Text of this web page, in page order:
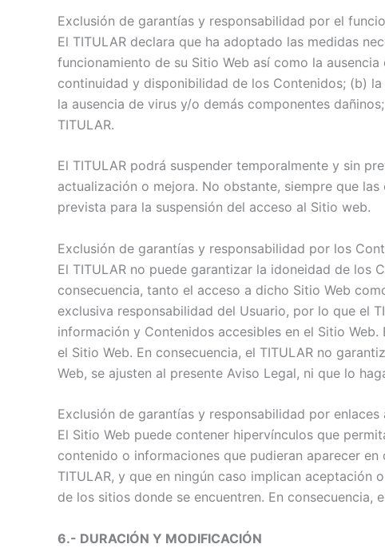
Exclusión de garantías y responsabilidad por el
El TITULAR declara que ha adoptado las medidas
funcionamiento de su Sitio Web así como la
continuidad y disponibilidad de los Contenidos; (b)
la ausencia de virus y/o demás componentes
TITULAR.
El TITULAR podrá suspender temporalmente y sin
actualización o mejora. No obstante, siempre que
prevista para la suspensión del acceso al Sitio web.
Exclusión de garantías y responsabilidad por los
El TITULAR no puede garantizar la idoneidad de los
consecuencia, tanto el acceso a dicho Sitio Web
exclusiva responsabilidad del Usuario, por lo que el
información y Contenidos accesibles en el Sitio
el Sitio Web. En consecuencia, el TITULAR no
Web, se ajusten al presente Aviso Legal, ni que lo
Exclusión de garantías y responsabilidad por enlaces
El Sitio Web puede contener hipervínculos que
contenido o informaciones que pudieran aparecer
TITULAR, y que en ningún caso implican
de los sitios donde se encuentren. En
6.- DURACIÓN Y MODIFICACIÓN